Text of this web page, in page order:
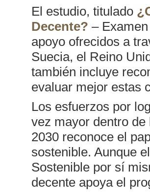
El estudio, titulado
Decente? –
apoyo ofrecidos a
Suecia, el Reino
también incluye
evaluar mejor estas
Los esfuerzos por
vez mayor dentro
2030 reconoce el
sostenible. Aunque
Sostenible por sí
decente apoya el